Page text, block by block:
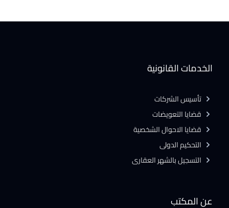
عن المكتب
الخدمات القانونية
تأسيس الشركات
قضايا التعويضات
قضايا الاحوال الشخصية
التحكيم الدولى
التسجيل بالشهر العقارى